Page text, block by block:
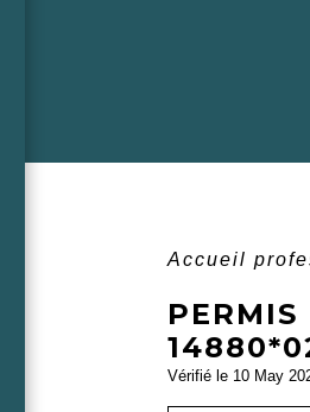
Accueil
Vérifié le 10 May